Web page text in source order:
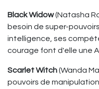
Black Widow(Natasha
besoin de super-
intelligence, ses
courage font d'elle une
Scarlet Witch(Wanda
pouvoirs de